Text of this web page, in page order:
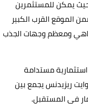
يمكن للمستثمرين
الموقع القرب الكبير
ومعظم وجهات الجذب
مستدامة
وايت ريزيدنس يجمع بين
في المستقبل.